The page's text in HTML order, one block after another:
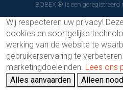
BOBEX ® is een
Wij respecteren uw privacy!
cookies en soortgelijke
werking van de website te
gebruikerservaring te
marketingdoeleinden. Lees ons
Alles aanvaarden
Alleen